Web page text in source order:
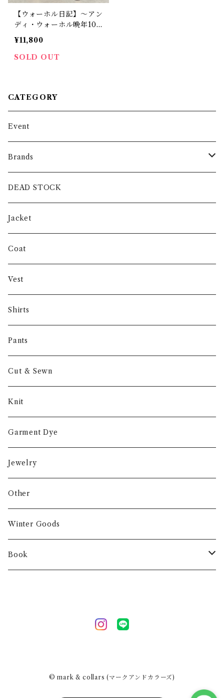
【ウォーホル日記】〜アン
ディ・ウォーホル晩年10
年の日記〜
¥11,800
SOLD OUT
CATEGORY
Event
Brands
intch.
SHUREN
INVERTERE
Gambert
NORIEI
Other
DEAD STOCK
Jacket
Coat
Vest
Shirts
Pants
Cut & Sewn
Knit
Garment Dye
Jewelry
Other
Winter Goods
Book
© mark & collars (マークアンドカラーズ)